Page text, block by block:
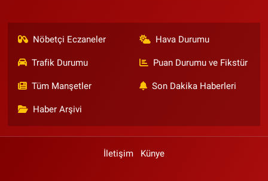
Nöbetçi Eczaneler Hava Durumu
Trafik Durumu Puan Durumu ve Fikstür
Tüm Manşetler Son Dakika Haberleri
Haber Arşivi
İletişim Künye